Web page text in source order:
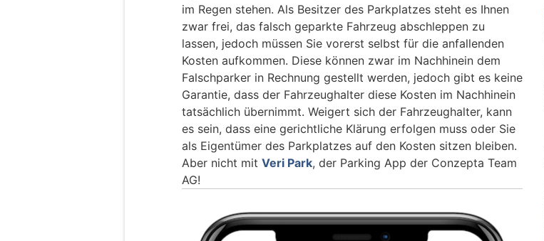
im Regen stehen. Als Besitzer des Parkplatzes steht es Ihnen
zwar frei, das falsch geparkte Fahrzeug abschleppen zu
lassen, jedoch müssen Sie vorerst selbst für die anfallenden
Kosten aufkommen. Diese können zwar im Nachhinein dem
Falschparker in Rechnung gestellt werden, jedoch gibt es keine
Garantie, dass der Fahrzeughalter diese Kosten im Nachhinein
tatsächlich übernimmt. Weigert sich der Fahrzeughalter, kann
es sein, dass eine gerichtliche Klärung erfolgen muss oder Sie
als Eigentümer des Parkplatzes auf den Kosten sitzen bleiben.
Aber nicht mit Veri Park, der Parking App der Conzepta Team
AG!